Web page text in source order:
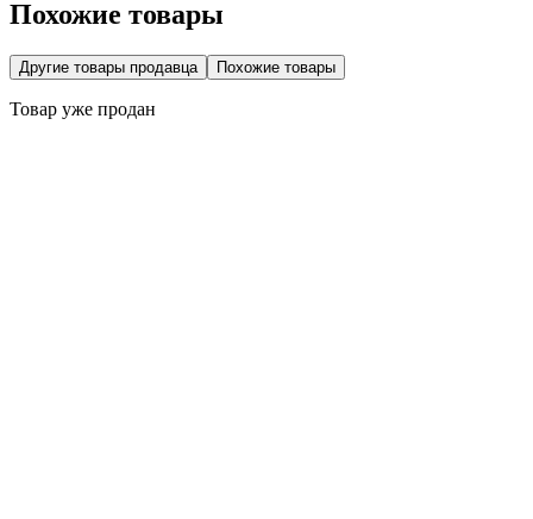
Похожие товары
Другие товары продавца Похожие товары
Товар уже продан